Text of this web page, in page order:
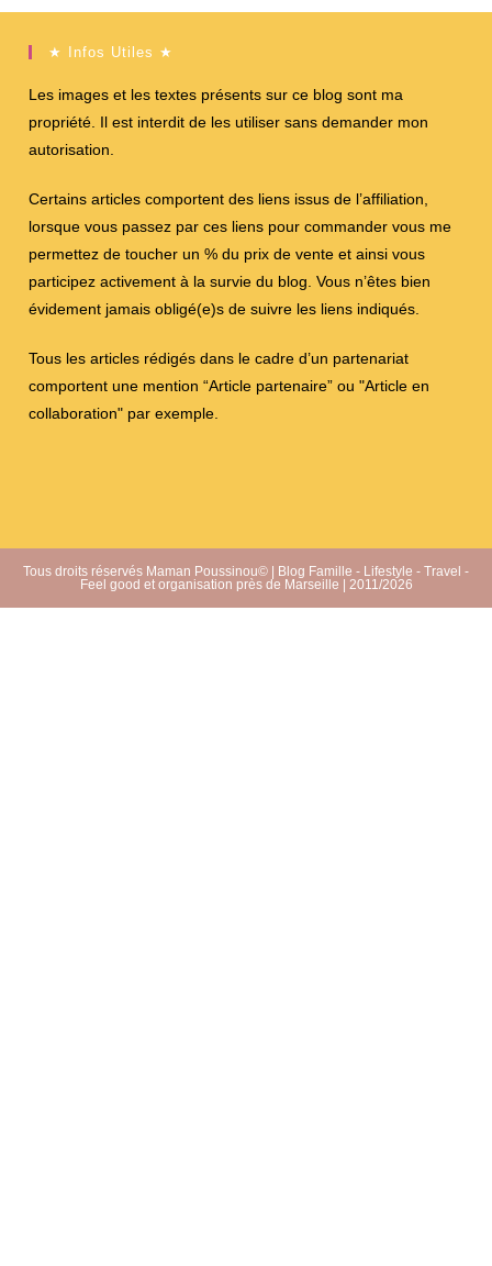
★ Infos Utiles ★
Les images et les textes présents sur ce blog sont ma
propriété. Il est interdit de les utiliser sans demander mon
autorisation.
Certains articles comportent des liens issus de l’affiliation,
lorsque vous passez par ces liens pour commander vous me
permettez de toucher un % du prix de vente et ainsi vous
participez activement à la survie du blog. Vous n’êtes bien
évidement jamais obligé(e)s de suivre les liens indiqués.
Tous les articles rédigés dans le cadre d’un partenariat
comportent une mention “Article partenaire” ou "Article en
collaboration" par exemple.
Tous droits réservés Maman Poussinou© | Blog Famille - Lifestyle - Travel -
Feel good et organisation près de Marseille | 2011/2026